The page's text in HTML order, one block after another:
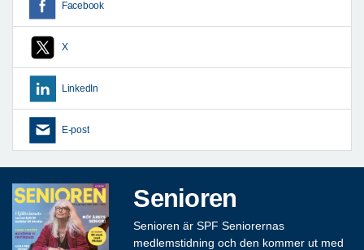
Facebook
X
LinkedIn
E-post
Senioren
Senioren är SPF Seniorernas
medlemstidning och den kommer ut med